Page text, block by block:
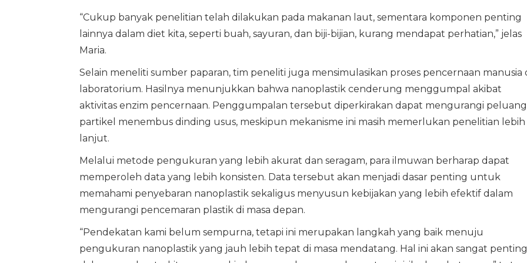
“Cukup banyak penelitian telah dilakukan pada makanan laut, sementara komponen penting
lainnya dalam diet kita, seperti buah, sayuran, dan biji-bijian, kurang mendapat perhatian,” jelas
Maria.
Selain meneliti sumber paparan, tim peneliti juga mensimulasikan proses pencernaan manusia
laboratorium. Hasilnya menunjukkan bahwa nanoplastik cenderung menggumpal akibat
aktivitas enzim pencernaan. Penggumpalan tersebut diperkirakan dapat mengurangi peluang
partikel menembus dinding usus, meskipun mekanisme ini masih memerlukan penelitian lebih
lanjut.
Melalui metode pengukuran yang lebih akurat dan seragam, para ilmuwan berharap dapat
memperoleh data yang lebih konsisten. Data tersebut akan menjadi dasar penting untuk
memahami penyebaran nanoplastik sekaligus menyusun kebijakan yang lebih efektif dalam
mengurangi pencemaran plastik di masa depan.
“Pendekatan kami belum sempurna, tetapi ini merupakan langkah yang baik menuju
pengukuran nanoplastik yang jauh lebih tepat di masa mendatang. Hal ini akan sangat penting